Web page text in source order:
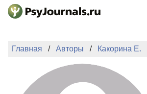
Перейти к основному содержанию
НОВОСТИ
АВТОРЫ
ПОДАТЬ РУКОПИСЬ
БАЗА ЗНАНИЙ
Главная Авторы Какорина Е.